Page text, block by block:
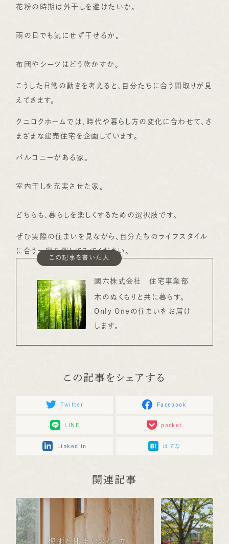
花粉の時期は外干しを避けたいか。
雨の日でも気にせず干せるか。
布団やシーツはどう乾かすか。
こうした日常の動きを考えると、自分たちに合う間取りが見
えてきます。
クニロクホームでは、時代や暮らし方の変化に合わせて、さ
まざまな建売住宅を企画しています。
バルコニーがある家。
室内干しを充実させた家。
どちらも、暮らしを楽しくするための選択肢です。
ぜひ実際の住まいを見ながら、自分たちのライフスタイル
に合う一邸を探してみてください。
この記事を書いた人
國六株式会社 住宅事業部
木のぬくもりと共に暮らす。
Only Oneの住まいをお届け
します。
この記事をシェアする
Twitter Facebook
LINE pocket
Linked in はてな
関連記事